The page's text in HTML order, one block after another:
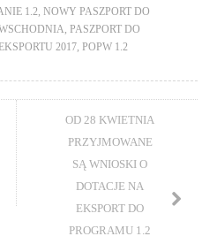
1.2 ,NOWY PASZPORT DO
,PASZPORT DO
2017 ,POPW 1.2
OD 28 KWIETNIA
PRZYJMOWANE
SĄ WNIOSKI O
DOTACJE NA
EKSPORT DO
PROGRAMU 1.2